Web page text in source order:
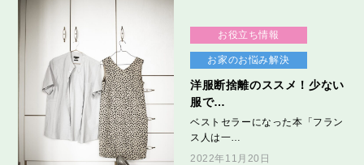
お役立ち情報
お家のお悩み解決
洋服断捨離のススメ！少ない
服で…
ベストセラーになった本「フラン
ス人は一…
2022年11月20日